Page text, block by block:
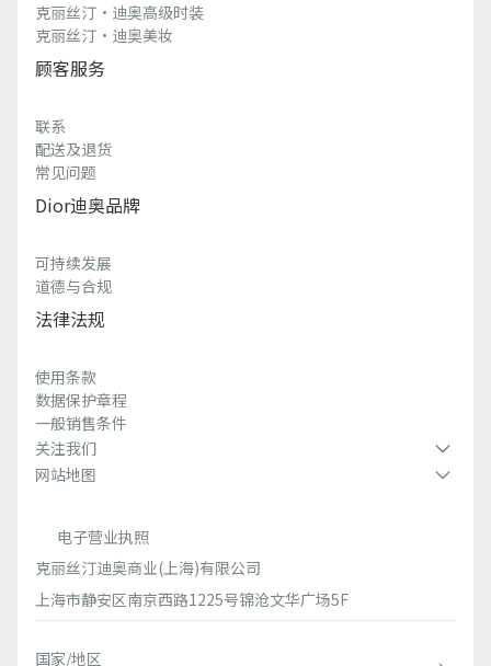
克丽丝汀·迪奥高级时装
克丽丝汀·迪奥美妆
顾客服务
联系
配送及退货
常见问题
Dior迪奥品牌
可持续发展
道德与合规
法律法规
使用条款
数据保护章程
一般销售条件
关注我们
网站地图
电子营业执照
克丽丝汀迪奥商业(上海)有限公司
上海市静安区南京西路1225号锦沧文华广场5F
国家/地区